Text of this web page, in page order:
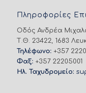
Πληροφορίες
Οδός Ανδρέα
Τ.Θ. 23422, 1683
Τηλέφωνο: +357
Φαξ: +357 22205001
Ηλ. Ταχυδρομείο: